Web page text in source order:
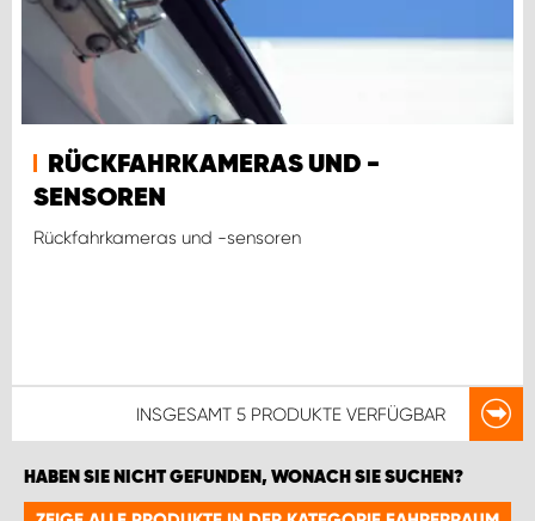
RÜCKFAHRKAMERAS UND -
SENSOREN
Rückfahrkameras und -sensoren
INSGESAMT 5 PRODUKTE VERFÜGBAR
HABEN SIE NICHT GEFUNDEN, WONACH SIE SUCHEN?